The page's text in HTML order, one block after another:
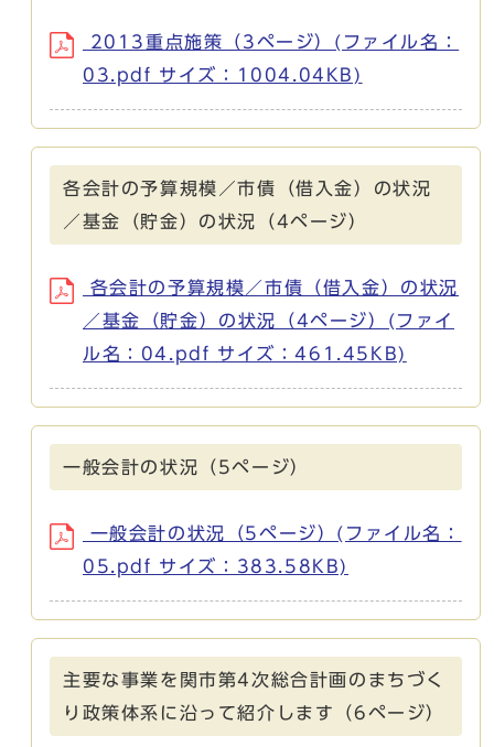
2013重点施策（3ページ）(ファイル名：
03.pdf サイズ：1004.04KB)
各会計の予算規模／市債（借入金）の状況
／基金（貯金）の状況（4ページ）
各会計の予算規模／市債（借入金）の状況
／基金（貯金）の状況（4ページ）(ファイ
ル名：04.pdf サイズ：461.45KB)
一般会計の状況（5ページ）
一般会計の状況（5ページ）(ファイル名：
05.pdf サイズ：383.58KB)
主要な事業を関市第4次総合計画のまちづく
り政策体系に沿って紹介します（6ページ）